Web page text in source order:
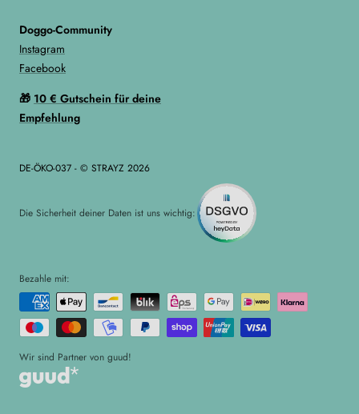
Doggo-Community
Instagram
Facebook
🎁 10 € Gutschein für deine
Empfehlung
DE-ÖKO-037 - © STRAYZ 2026
Die Sicherheit deiner Daten ist uns wichtig:
Bezahle mit:
Wir sind Partner von guud!